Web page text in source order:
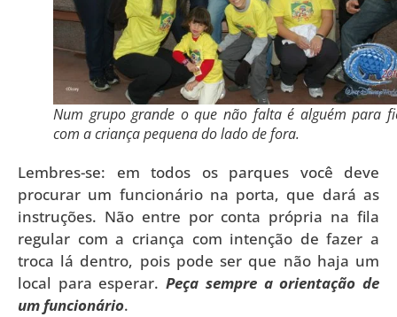
Num grupo grande o que não falta é alguém para
com a criança pequena do lado de fora.
Lembres-se: em todos os parques você deve
procurar um funcionário na porta, que dará as
instruções. Não entre por conta própria na fila
regular com a criança com intenção de fazer a
troca lá dentro, pois pode ser que não haja um
local para esperar.Peça sempre a orientação de
um funcionário.